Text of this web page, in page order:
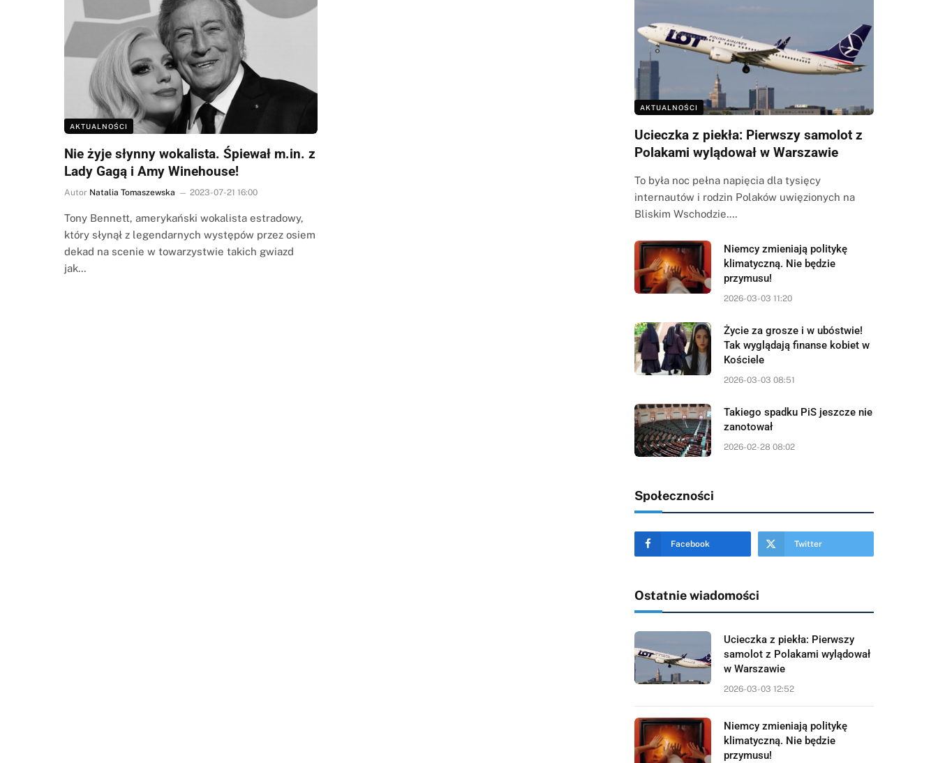
AKTUALNOŚCI
Nie żyje słynny wokalista. Śpiewał m.in. z
Lady Gagą i Amy Winehouse!
Autor Natalia Tomaszewska 2023-07-21 16:00
Tony Bennett, amerykański wokalista estradowy,
który słynął z legendarnych występów przez osiem
dekad na scenie w towarzystwie takich gwiazd
jak…
AKTUALNOŚCI
Ucieczka z piekła: Pierwszy samolot z
Polakami wylądował w Warszawie
To była noc pełna napięcia dla tysięcy
internautów i rodzin Polaków uwięzionych na
Bliskim Wschodzie.…
Niemcy zmieniają politykę
klimatyczną. Nie będzie
przymusu!
2026-03-03 11:20
Życie za grosze i w ubóstwie!
Tak wyglądają finanse kobiet w
Kościele
2026-03-03 08:51
Takiego spadku PiS jeszcze nie
zanotował
2026-02-28 08:02
Społeczności
Facebook Twitter
Ostatnie wiadomości
Ucieczka z piekła: Pierwszy
samolot z Polakami wylądował
w Warszawie
2026-03-03 12:52
Niemcy zmieniają politykę
klimatyczną. Nie będzie
przymusu!